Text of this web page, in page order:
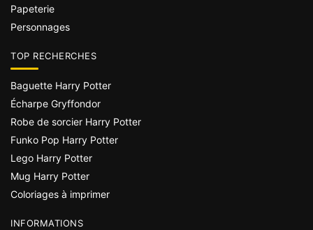
Papeterie
Personnages
TOP RECHERCHES
Baguette Harry Potter
Écharpe Gryffondor
Robe de sorcier Harry Potter
Funko Pop Harry Potter
Lego Harry Potter
Mug Harry Potter
Coloriages à imprimer
INFORMATIONS